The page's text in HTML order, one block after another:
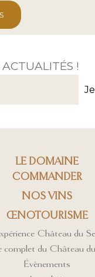
!
LE DOMAINE
COMMANDER
NOS VINS
ŒNOTOURISME
Château du
complet du Château
Évènements